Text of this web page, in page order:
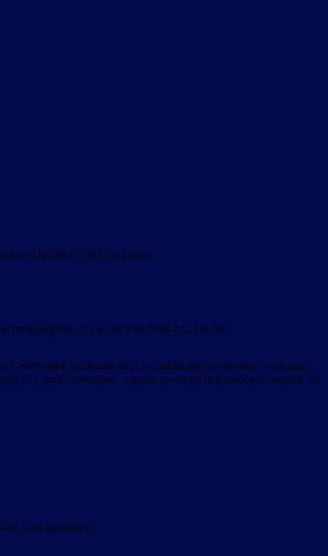
is működjön az új Lost alpha?
kész is van, de a v1.4002-höz készült
is elkövettek (gondolok itt pl. a „valódi fegyverneveket” tartalmazó,
és a játék fórumaiban, minden nyelven), helyesebbnek érezzük, ha
azok nincsenek.